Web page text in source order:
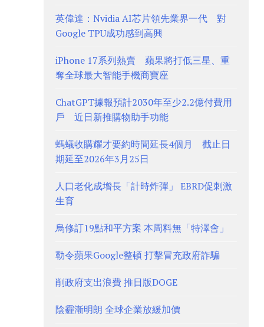
英偉達：Nvidia AI芯片領先業界一代 對
Google TPU成功感到高興
iPhone 17系列熱賣 蘋果將打低三星、重
奪全球最大智能手機商寶座
ChatGPT據報預計2030年至少2.2億付費用
戶 近日新推購物助手功能
螞蟻收購耀才要約時間延長4個月 截止日
期延至2026年3月25日
人口老化成增長「計時炸彈」 EBRD促刺激
生育
烏修訂19點和平方案 本周料無「特澤會」
勒令蘋果Google整頓 打擊冒充政府詐騙
削政府支出浪費 推日版DOGE
陰霾漸明朗 全球企業放緩加價